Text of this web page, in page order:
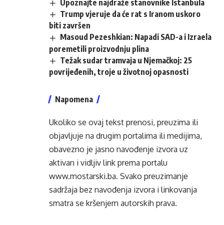
Upoznajte najdraže stanovnike Istanbula
Trump vjeruje da će rat s Iranom uskoro
biti završen
Masoud Pezeshkian: Napadi SAD-a i Izraela
poremetili proizvodnju plina
Težak sudar tramvaja u Njemačkoj: 25
povrijeđenih, troje u životnoj opasnosti
Napomena
Ukoliko se ovaj tekst prenosi, preuzima ili
objavljuje na drugim portalima ili medijima,
obavezno je jasno navođenje izvora uz
aktivan i vidljiv link prema portalu
www.mostarski.ba. Svako preuzimanje
sadržaja bez navođenja izvora i linkovanja
smatra se kršenjem autorskih prava.